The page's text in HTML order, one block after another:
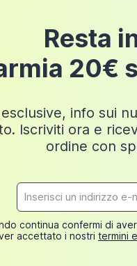
Resta
20€
info sui
Iscriviti ora e
ordine con
e-
continua confermi di
accettato i nostri termini